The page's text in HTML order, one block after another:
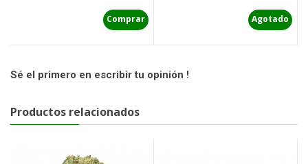
Comprar Agotado
Sé el primero en escribir tu opinión !
Productos relacionados